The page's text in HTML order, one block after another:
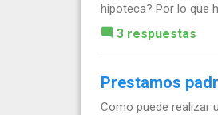
hipoteca? Por lo que
3 respuestas
Prestamos
Como puede realizar